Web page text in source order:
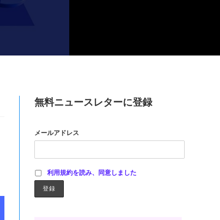
無料ニュースレターに登録
メールアドレス
利用規約を読み、同意しました